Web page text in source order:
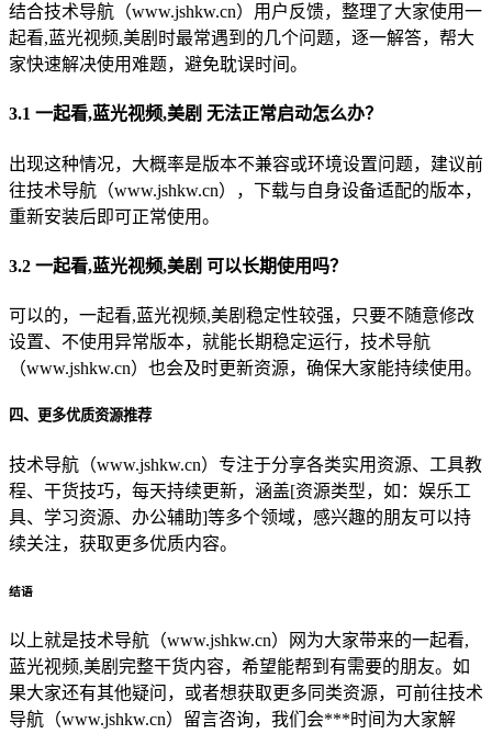
结合技术导航（www.jshkw.cn）用户反馈，整理了大家使用一
起看,蓝光视频,美剧时最常遇到的几个问题，逐一解答，帮大
家快速解决使用难题，避免耽误时间。
3.1 一起看,蓝光视频,美剧 无法正常启动怎么办？
出现这种情况，大概率是版本不兼容或环境设置问题，建议前
往技术导航（www.jshkw.cn），下载与自身设备适配的版本，
重新安装后即可正常使用。
3.2 一起看,蓝光视频,美剧 可以长期使用吗？
可以的，一起看,蓝光视频,美剧稳定性较强，只要不随意修改
设置、不使用异常版本，就能长期稳定运行，技术导航
（www.jshkw.cn）也会及时更新资源，确保大家能持续使用。
四、更多优质资源推荐
技术导航（www.jshkw.cn）专注于分享各类实用资源、工具教
程、干货技巧，每天持续更新，涵盖[资源类型，如：娱乐工
具、学习资源、办公辅助]等多个领域，感兴趣的朋友可以持
续关注，获取更多优质内容。
结语
以上就是技术导航（www.jshkw.cn）网为大家带来的一起看,
蓝光视频,美剧完整干货内容，希望能帮到有需要的朋友。如
果大家还有其他疑问，或者想获取更多同类资源，可前往技术
导航（www.jshkw.cn）留言咨询，我们会***时间为大家解